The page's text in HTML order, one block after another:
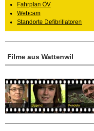
Filme aus Wattenwil
Fahrplan ÖV
Webcam
Standorte Defibrillatoren